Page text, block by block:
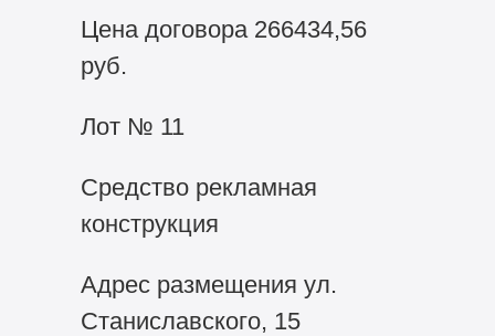
Цена договора 266434,56
руб.
Лот № 11
Средство рекламная
конcтрукция
Адрес размещения ул.
Станиславского, 15